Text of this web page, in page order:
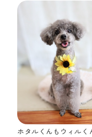
ホタルくんもウィル